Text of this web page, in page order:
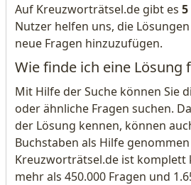
Auf Kreuzworträtsel.de gibt es
Nutzer helfen uns, die
neue Fragen hinzuzufügen.
Wie finde ich eine Lösung
Mit Hilfe der Suche können Sie
oder ähnliche Fragen suchen.
der Lösung kennen, können
Buchstaben als Hilfe
Kreuzworträtsel.de ist komplett
mehr als 450.000 Fragen und